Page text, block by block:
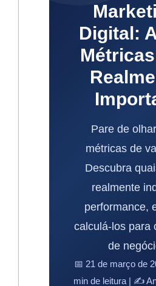
Digital:
Pare de
métricas de
Descubra
realmente
performance,
calculá-los para
de
📅 21 de março de
min de leitura | ✍️